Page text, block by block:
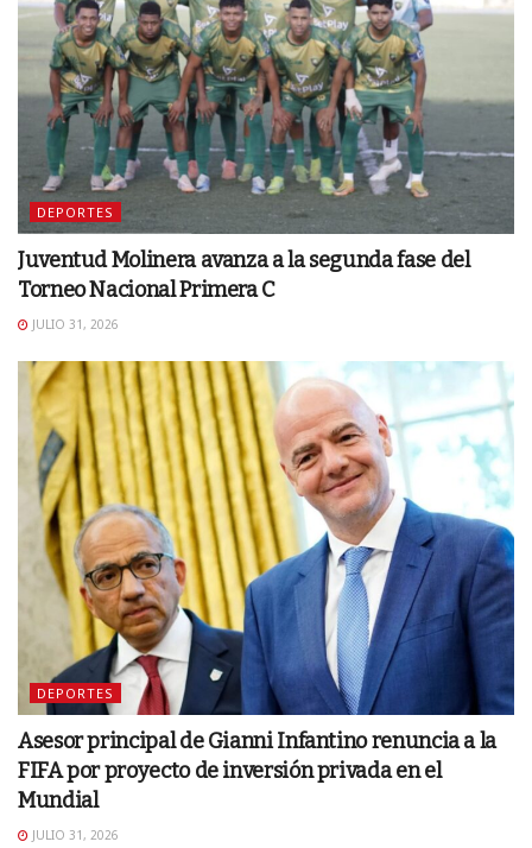
DEPORTES
Juventud Molinera avanza a la segunda fase del
Torneo Nacional Primera C
JULIO 31, 2026
DEPORTES
Asesor principal de Gianni Infantino renuncia a la
FIFA por proyecto de inversión privada en el
Mundial
JULIO 31, 2026